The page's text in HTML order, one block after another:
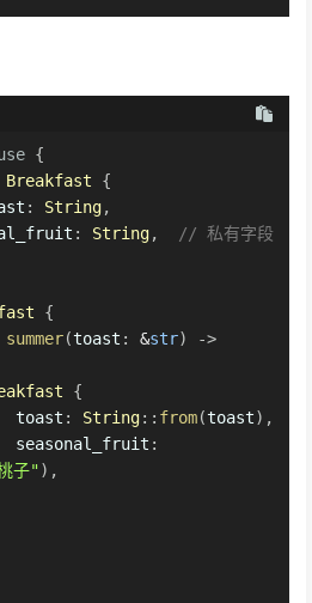
{
Breakfast
{
: String,
: String,
// 私有字段
{
summer(toast : &str)
->
{
                toast
: String:: from(toast) ,
                seasonal_fruit
:
子") ,